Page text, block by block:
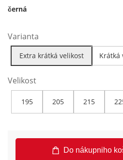
černá
Varianta
Extra krátká velikost Krátká
Velikost
195 205 215
Do nákupniho